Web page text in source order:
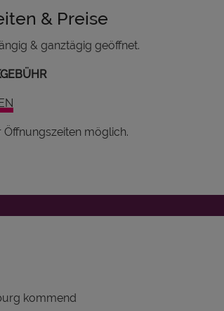
& Preise
& ganztägig geöffnet.
möglich.
kommend